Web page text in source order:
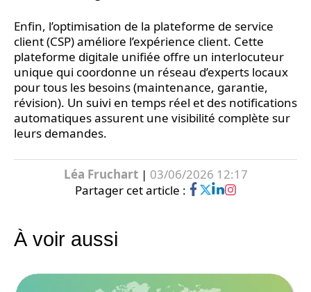
Enfin, l’optimisation de la plateforme de service
client (CSP) améliore l’expérience client. Cette
plateforme digitale unifiée offre un interlocuteur
unique qui coordonne un réseau d’experts locaux
pour tous les besoins (maintenance, garantie,
révision). Un suivi en temps réel et des notifications
automatiques assurent une visibilité complète sur
leurs demandes.
Léa Fruchart| 03/06/2026 12:17
Partager cet article :
À voir aussi